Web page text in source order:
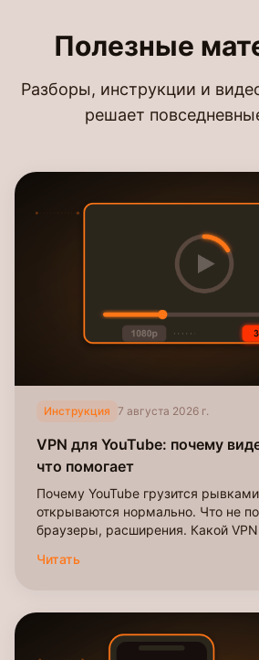
Полезные
Разборы, инструкции и
решает
Инструкция 7 августа 2026 г.
VPN для YouTube: почему
что помогает
Почему YouTube грузится
открываются нормально. Что не
браузеры, расширения. Какой VPN
Читать